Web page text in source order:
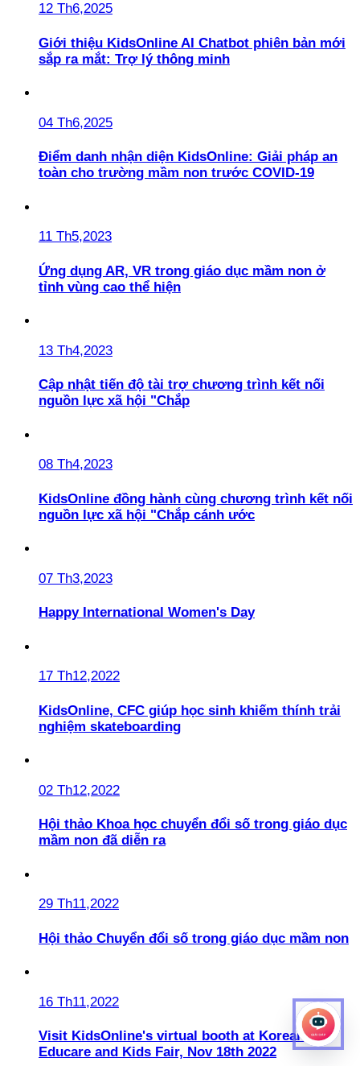
12 Th6,2025
Giới thiệu KidsOnline AI Chatbot phiên bản mới
sắp ra mắt: Trợ lý thông minh
04 Th6,2025
Điểm danh nhận diện KidsOnline: Giải pháp an
toàn cho trường mầm non trước COVID-19
11 Th5,2023
Ứng dụng AR, VR trong giáo dục mầm non ở
tỉnh vùng cao thể hiện
13 Th4,2023
Cập nhật tiến độ tài trợ chương trình kết nối
nguồn lực xã hội "Chắp
08 Th4,2023
KidsOnline đồng hành cùng chương trình kết nối
nguồn lực xã hội "Chắp cánh ước
07 Th3,2023
Happy International Women's Day
17 Th12,2022
KidsOnline, CFC giúp học sinh khiếm thính trải
nghiệm skateboarding
02 Th12,2022
Hội thảo Khoa học chuyển đổi số trong giáo dục
mầm non đã diễn ra
29 Th11,2022
Hội thảo Chuyển đổi số trong giáo dục mầm non
16 Th11,2022
Visit KidsOnline's virtual booth at Korean
Educare and Kids Fair, Nov 18th 2022